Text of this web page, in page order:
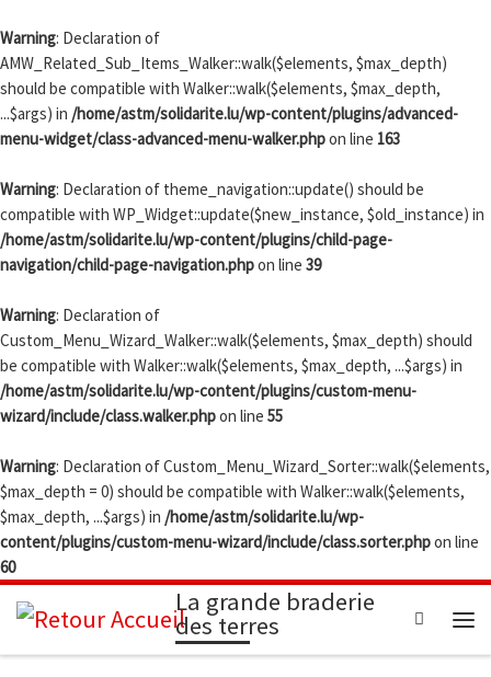
Warning: Declaration of
AMW_Related_Sub_Items_Walker::walk($elements, $max_depth)
should be compatible with Walker::walk($elements, $max_depth,
...$args) in /home/astm/solidarite.lu/wp-content/plugins/advanced-
menu-widget/class-advanced-menu-walker.phpon line 163
Warning: Declaration of theme_navigation::update() should be
compatible with WP_Widget::update($new_instance, $old_instance) in
/home/astm/solidarite.lu/wp-content/plugins/child-page-
navigation/child-page-navigation.phpon line 39
Warning: Declaration of
Custom_Menu_Wizard_Walker::walk($elements, $max_depth) should
be compatible with Walker::walk($elements, $max_depth, ...$args) in
/home/astm/solidarite.lu/wp-content/plugins/custom-menu-
wizard/include/class.walker.phpon line 55
Warning: Declaration of Custom_Menu_Wizard_Sorter::walk($elements,
$max_depth = 0) should be compatible with Walker::walk($elements,
$max_depth, ...$args) in /home/astm/solidarite.lu/wp-
content/plugins/custom-menu-wizard/include/class.sorter.phpon line
60
Passer au contenu
La grande braderie
des terres Search